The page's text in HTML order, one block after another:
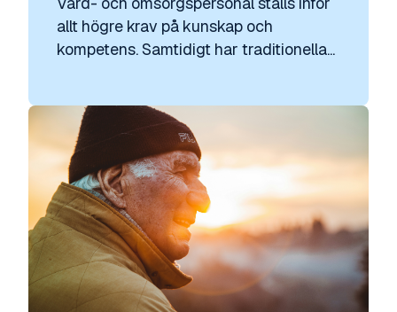
allt högre krav på kunskap och
kompetens. Samtidigt har traditionella...